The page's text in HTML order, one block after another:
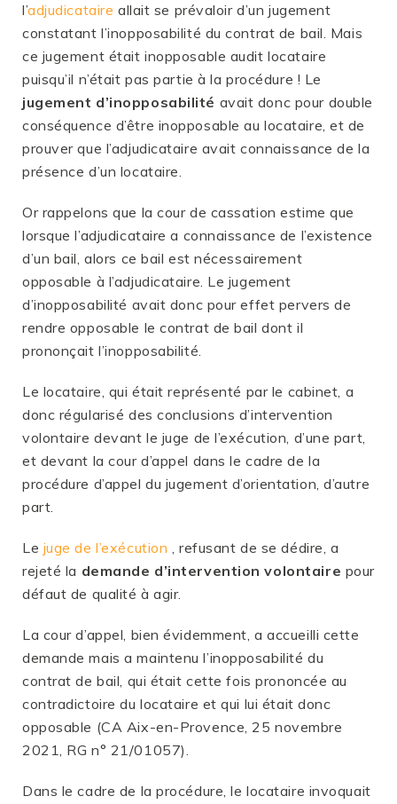
l’adjudicataire allait se prévaloir d’un jugement
constatant l’inopposabilité du contrat de bail. Mais
ce jugement était inopposable audit locataire
puisqu’il n’était pas partie à la procédure ! Le
jugement d’inopposabilité avait donc pour double
conséquence d’être inopposable au locataire, et de
prouver que l’adjudicataire avait connaissance de la
présence d’un locataire.
Or rappelons que la cour de cassation estime que
lorsque l’adjudicataire a connaissance de l’existence
d’un bail, alors ce bail est nécessairement
opposable à l’adjudicataire. Le jugement
d’inopposabilité avait donc pour effet pervers de
rendre opposable le contrat de bail dont il
prononçait l’inopposabilité.
Le locataire, qui était représenté par le cabinet, a
donc régularisé des conclusions d’intervention
volontaire devant le juge de l’exécution, d’une part,
et devant la cour d’appel dans le cadre de la
procédure d’appel du jugement d’orientation, d’autre
part.
Le juge de l’exécution , refusant de se dédire, a
rejeté la demande d’intervention volontaire pour
défaut de qualité à agir.
La cour d’appel, bien évidemment, a accueilli cette
demande mais a maintenu l’inopposabilité du
contrat de bail, qui était cette fois prononcée au
contradictoire du locataire et qui lui était donc
opposable (CA Aix-en-Provence, 25 novembre
2021, RG n° 21/01057).
Dans le cadre de la procédure, le locataire invoquait